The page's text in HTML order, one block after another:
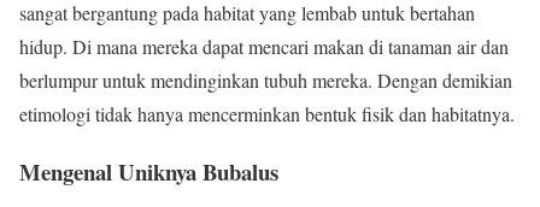
sangat bergantung pada habitat yang lembab untuk bertahan
hidup. Di mana mereka dapat mencari makan di tanaman air dan
berlumpur untuk mendinginkan tubuh mereka. Dengan demikian
etimologi tidak hanya mencerminkan bentuk fisik dan habitatnya.
Mengenal Uniknya Bubalus